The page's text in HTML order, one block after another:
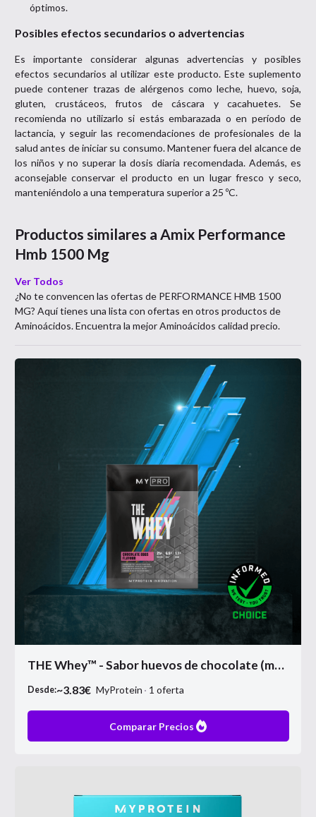
óptimos.
Posibles efectos secundarios o advertencias
Es importante considerar algunas advertencias y posibles
efectos secundarios al utilizar este producto. Este suplemento
puede contener trazas de alérgenos como leche, huevo, soja,
gluten, crustáceos, frutos de cáscara y cacahuetes. Se
recomienda no utilizarlo si estás embarazada o en período de
lactancia, y seguir las recomendaciones de profesionales de la
salud antes de iniciar su consumo. Mantener fuera del alcance de
los niños y no superar la dosis diaria recomendada. Además, es
aconsejable conservar el producto en un lugar fresco y seco,
manteniéndolo a una temperatura superior a 25 ºC.
Productos similares a Amix Performance
Hmb 1500 Mg
Ver Todos
¿No te convencen las ofertas de PERFORMANCE HMB 1500
MG? Aquí tienes una lista con ofertas en otros productos de
Aminoácidos. Encuentra la mejorAminoácidos calidad precio.
THE Whey™ - Sabor huevos de chocolate (muestra)
Desde:~3.83€ MyProtein 1 oferta
Comparar Precios